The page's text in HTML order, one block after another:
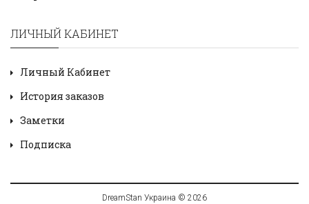
ЛИЧНЫЙ КАБИНЕТ
Личный Кабинет
История заказов
Заметки
Подписка
DreamStan Украина © 2026